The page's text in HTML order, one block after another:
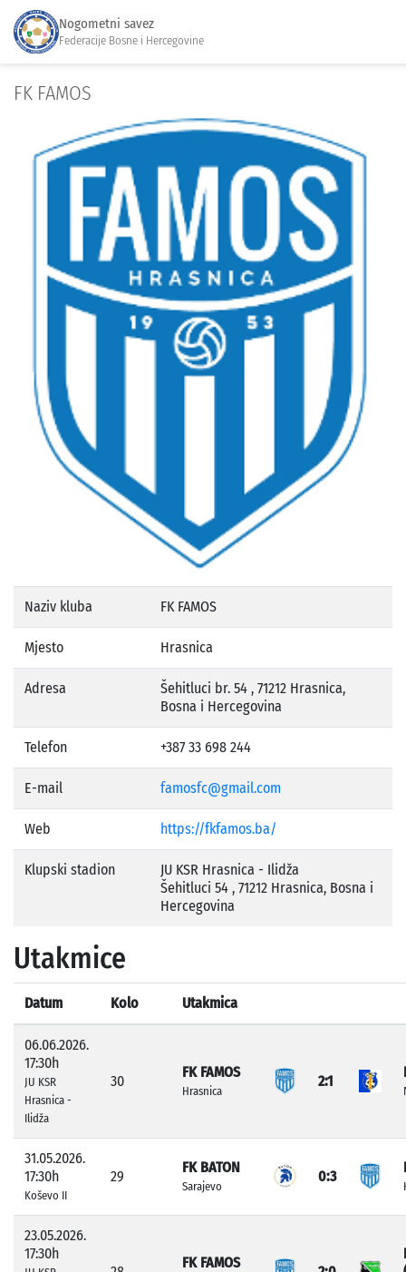
Nogometni savez
Federacije Bosne i Hercegovine
FK FAMOS
Naziv kluba FK FAMOS
Mjesto Hrasnica
Adresa
Šehitluci br. 54 , 71212 Hrasnica,
Bosna i Hercegovina
Telefon +387 33 698 244
E-mail famosfc@gmail.com
Web https://fkfamos.ba/
Klupski stadion
JU KSR Hrasnica - Ilidža
Šehitluci 54 , 71212 Hrasnica, Bosna i
Hercegovina
Utakmice
Datum Kolo Utakmica
06.06.2026.
17:30h
JU KSR
Hrasnica -
Ilidža
30
FK FAMOS
Hrasnica
2:1
31.05.2026.
17:30h
Koševo II
29
FK BATON
Sarajevo
0:3
23.05.2026.
17:30h
FK FAMOS